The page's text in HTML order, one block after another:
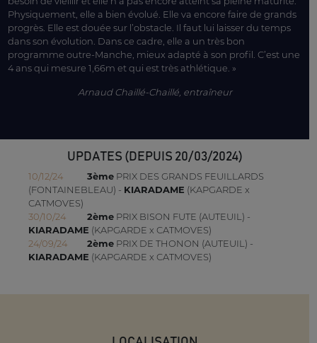
Physiquement, elle a bien évolué. Elle va encore faire de grands
progrès. Elle est douée sur l’obstacle. Il faut lui laisser du temps
dans son évolution. Dans ce cadre, elle a un très bon
programme outre-Manche, mieux adapté à son profil. C’est une
4 ans qui mesure 1,66m et qui est très athlétique. »
Arnaud Chaillé-Chaillé, entraîneur
UPDATES (DEPUIS 20/03/2024)
10/12/24 3èmePRIX DES GRANDS FEUILLARDS
(FONTAINEBLEAU) - KIARADAME (KAPGARDE x
CATMOVES)
30/10/24
2èmePRIX BISON FUTE (AUTEUIL) -
KIARADAME (KAPGARDE x CATMOVES)
24/09/24
2èmePRIX DE THONON (AUTEUIL) -
KIARADAME (KAPGARDE x CATMOVES)